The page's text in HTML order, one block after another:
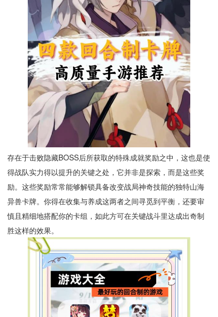
存在于击败隐藏BOSS后所获取的特殊成就奖励之中，这也是使
得战队实力得以提升的关键之处，它并非是探索，而是这些奖
励。这些奖励常常能够解锁具备改变战局神奇技能的独特山海
异兽卡牌。你得在收集与养成这两者之间寻觅到平衡，还要审
慎且精细地搭配你的卡组，如此方可在关键战斗里达成出奇制
胜这样的效果。